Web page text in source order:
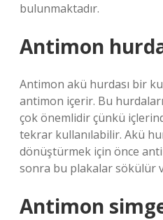
bulunmaktadır.
Antimon
Antimon akü hurdası bir
antimon içerir. Bu
çok önemlidir çünkü
tekrar kullanılabilir. Akü
dönüştürmek için önce
sonra bu plakalar sökülür
Antimon